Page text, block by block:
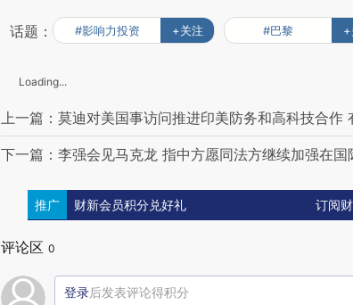
话题： #影响力投资 +关注 #巴黎 +
Loading...
上一篇：莫迪对美国事访问推进印美防务和高科技合作
下一篇：李强会见马克龙 指中方愿同法方继续加强在国
推广 财新会员积分兑好礼 订阅
评论区 0
登录后发表评论得积分